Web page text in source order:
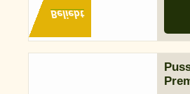
Beliebt